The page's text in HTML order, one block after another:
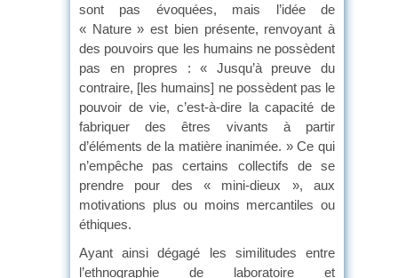
sont pas évoquées, mais l’idée de
« Nature » est bien présente, renvoyant à
des pouvoirs que les humains ne possèdent
pas en propres : « Jusqu’à preuve du
contraire, [les humains] ne possèdent pas le
pouvoir de vie, c’est-à-dire la capacité de
fabriquer des êtres vivants à partir
d’éléments de la matière inanimée. » Ce qui
n’empêche pas certains collectifs de se
prendre pour des « mini-dieux », aux
motivations plus ou moins mercantiles ou
éthiques.
Ayant ainsi dégagé les similitudes entre
l’ethnographie de laboratoire et